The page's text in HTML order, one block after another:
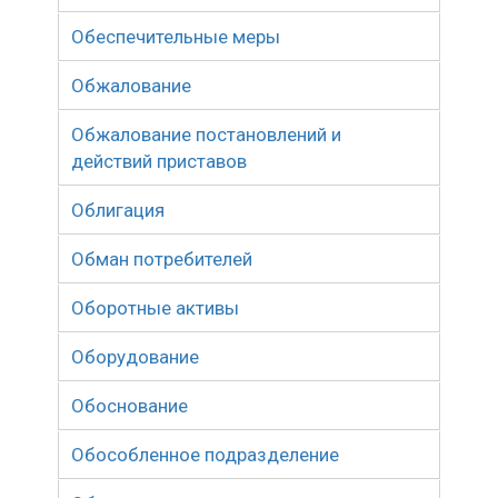
Обеспечительные меры
Обжалование
Обжалование постановлений и
действий приставов
Облигация
Обман потребителей
Оборотные активы
Оборудование
Обоснование
Обособленное подразделение